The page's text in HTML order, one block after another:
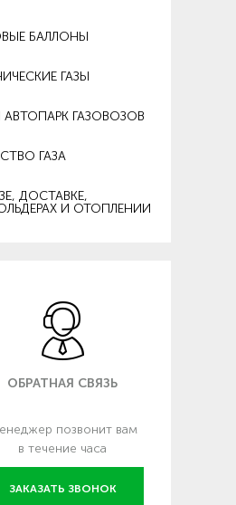
БАЛЛОНЫ
ГАЗЫ
ГАЗОВОЗОВ
ГАЗА
ДОСТАВКЕ,
И ОТОПЛЕНИИ
ОБРАТНАЯ СВЯЗЬ
позвонит вам
в течение часа
ЗАКАЗАТЬ ЗВОНОК